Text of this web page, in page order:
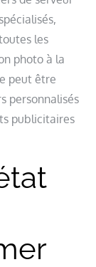
les
photo à la
peut être
personnalisés
publicitaires